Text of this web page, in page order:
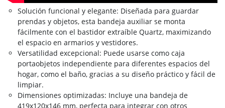
Solución funcional y elegante: Diseñada para guardar
prendas y objetos, esta bandeja auxiliar se monta
fácilmente con el bastidor extraíble Quartz, maximizando
el espacio en armarios y vestidores.
Versatilidad excepcional: Puede usarse como caja
portaobjetos independiente para diferentes espacios del
hogar, como el baño, gracias a su diseño práctico y fácil de
limpiar.
Dimensiones optimizadas: Incluye una bandeja de
419x120x146 mm, perfecta para integrar con otros